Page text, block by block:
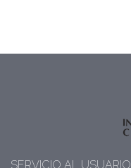
SERVICIO AL USUARIO